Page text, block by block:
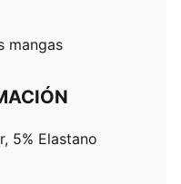
mangas
5% Elastano